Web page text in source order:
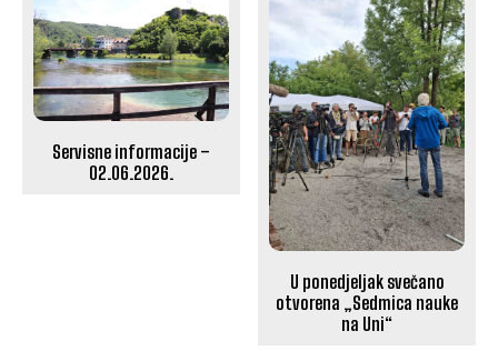
Servisne informacije –
02.06.2026.
U ponedjeljak svečano
otvorena „Sedmica nauke
na Uni“